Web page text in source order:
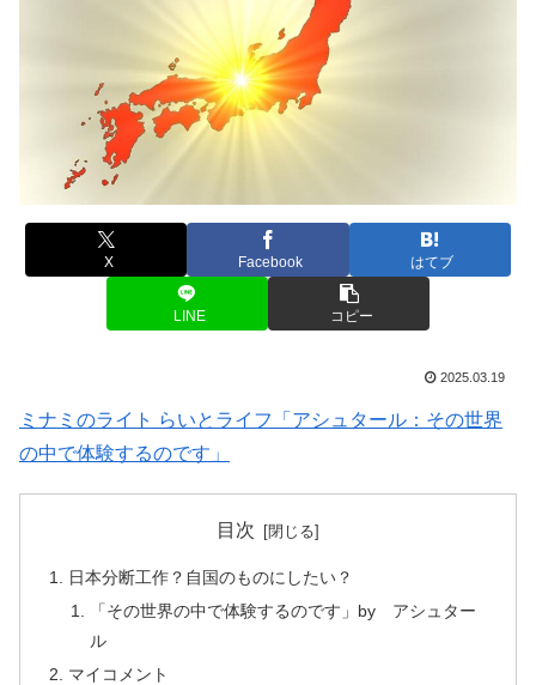
X Facebook はてブ
LINE コピー
2025.03.19
ミナミのライト らいとライフ「アシュタール：その世界
の中で体験するのです」
目次
日本分断工作？自国のものにしたい？
「その世界の中で体験するのです」by アシュター
ル
マイコメント